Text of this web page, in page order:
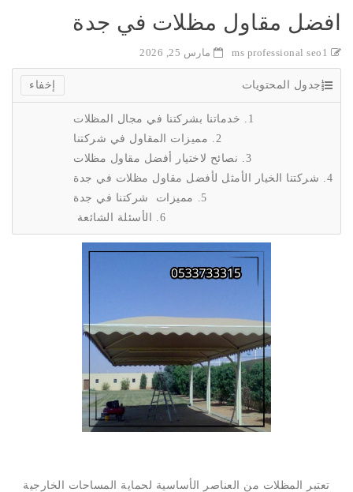
افضل مقاول مظلات في جدة
ms professional seo1 مارس 25, 2026
جدول المحتويات
خدماتنا بشركتنا في مجال المظلات
مميزات المقاول في شركتنا
نصائح لاختيار أفضل مقاول مظلات
شركتنا الخيار الأمثل لأفضل مقاول مظلات في جدة
مميزات شركتنا في جدة
الأسئلة الشائعة
تعتبر المظلات من العناصر الأساسية لحماية المساحات الخارجية